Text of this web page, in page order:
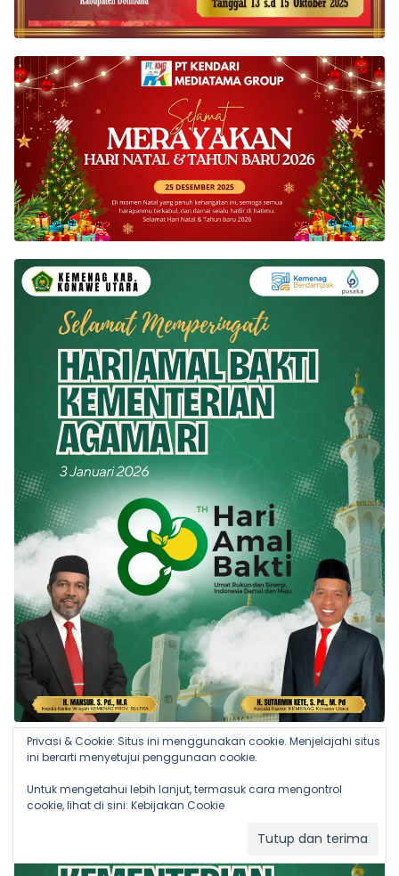
Privasi & Cookie: Situs ini menggunakan cookie. Menjelajahi situs
ini berarti menyetujui penggunaan cookie.
Untuk mengetahui lebih lanjut, termasuk cara mengontrol
cookie, lihat di sini: Kebijakan Cookie